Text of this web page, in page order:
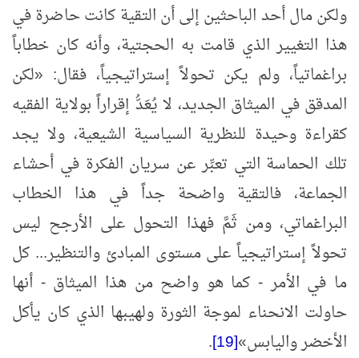
ولكن مال أحد الباحثين إلى أن التقية كانت حاضرة في
هذا التغيير الذي قامت به الحجتية، وأنه كان خطاباً
براغماتياً، ولم يكن تحولاً إستراتيجياً، فقال: «لكن
المدقق في الميثاق الجديد، لا يُعَدُّ إقراراً بولاية الفقيه
كقراءة وحيدة للنظرية السياسية الشيعية، ولا يجد
تلك الحماسة التي تعبِّر عن سريان الفكرة في أحشاء
الجماعة، فالتقية واضحة جداً في هذا الخطاب
البراغماتي، ومن ثَمَّ فهذا التحول على الأرجح ليس
تحولاً إستراتيجياً على مستوى المبادئ والتنظير... كل
ما في الأمر - كما هو واضح من هذا الميثاق - أنها
حاولت الانحناء لموجة الثورة ولهيبها الذي كان يأكل
الأخضر واليابس»
[19]
.